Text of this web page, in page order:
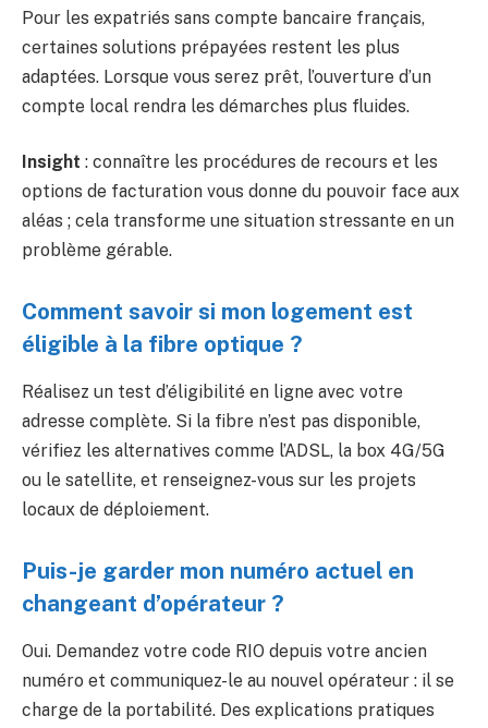
Pour les expatriés sans compte bancaire français,
certaines solutions prépayées restent les plus
adaptées. Lorsque vous serez prêt, l’ouverture d’un
compte local rendra les démarches plus fluides.
Insight : connaître les procédures de recours et les
options de facturation vous donne du pouvoir face aux
aléas ; cela transforme une situation stressante en un
problème gérable.
Comment savoir si mon logement est
éligible à la fibre optique ?
Réalisez un test d’éligibilité en ligne avec votre
adresse complète. Si la fibre n’est pas disponible,
vérifiez les alternatives comme l’ADSL, la box 4G/5G
ou le satellite, et renseignez-vous sur les projets
locaux de déploiement.
Puis-je garder mon numéro actuel en
changeant d’opérateur ?
Oui. Demandez votre code RIO depuis votre ancien
numéro et communiquez-le au nouvel opérateur : il se
charge de la portabilité. Des explications pratiques